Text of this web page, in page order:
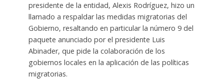
presidente de la entidad, Alexis Rodríguez, hizo un
llamado a respaldar las medidas migratorias del
Gobierno, resaltando en particular la número 9 del
paquete anunciado por el presidente Luis
Abinader, que pide la colaboración de los
gobiernos locales en la aplicación de las políticas
migratorias.